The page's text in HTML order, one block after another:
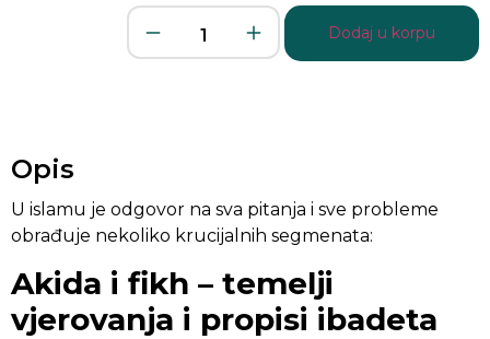
Dodaj u korpu
Opis
U islamu je odgovor na sva pitanja i sve probleme
obrađuje nekoliko krucijalnih segmenata:
Akida i fikh – temelji
vjerovanja i propisi ibadeta